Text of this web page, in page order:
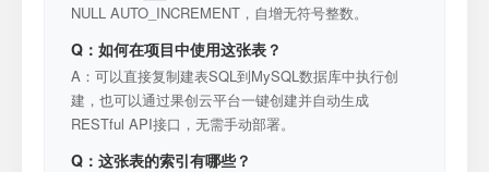
NULL AUTO_INCREMENT，自增无符号整数。
Q：如何在项目中使用这张表？
A：可以直接复制建表SQL到MySQL数据库中执行创
建，也可以通过果创云平台一键创建并自动生成
RESTful API接口，无需手动部署。
Q：这张表的索引有哪些？